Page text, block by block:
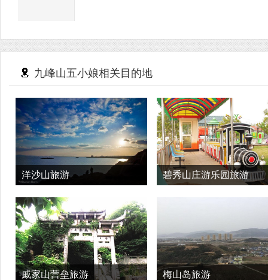
九峰山五小娘相关目的地
洋沙山旅游 碧秀山庄游乐园旅游
戚家山营垒旅游 梅山岛旅游